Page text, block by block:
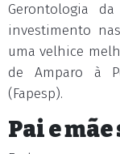
Gerontologia
investimento
uma velhice
de Amparo à
(Fapesp).
Pai e mãe